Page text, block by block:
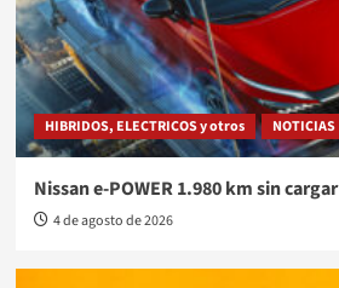
HIBRIDOS, ELECTRICOS y otros NOTICIAS
Nissan e-POWER 1.980 km sin cargar
4 de agosto de 2026